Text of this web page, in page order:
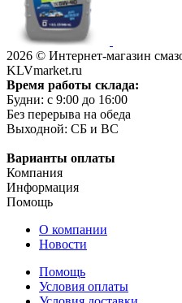
2026 © Интернет-магазин
KLVmarket.ru
Время работы склада:
Будни: c 9:00 до 16:00
Без перерыва на обеда
Выходной: СБ и ВС
Варианты оплаты
Компания
Информация
Помощь
О компании
Новости
Помощь
Условия оплаты